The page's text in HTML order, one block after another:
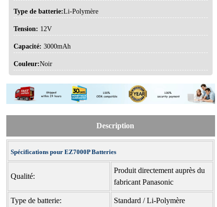
Type de batterie:Li-Polymère
Tension: 12V
Capacité: 3000mAh
Couleur:Noir
Description
Spécifications pour EZ7000P Batteries
Qualité:
Produit directement auprès du
fabricant Panasonic
Type de batterie: Standard / Li-Polymère